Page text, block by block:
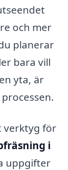
och mer
planerar
bara vill
yta, är
verktyg för
i
uppgifter